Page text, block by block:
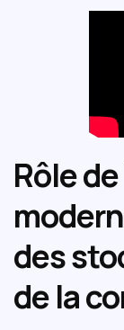
Rôle
des
de la